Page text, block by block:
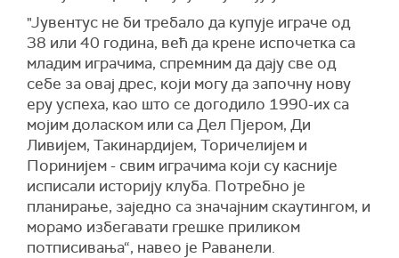
"Јувентус не би требало да купује играче од
38 или 40 година, већ да крене испочетка са
младим играчима, спремним да дају све од
себе за овај дрес, који могу да започну нову
еру успеха, као што се догодило 1990-их са
мојим доласком или са Дел Пјером, Ди
Ливијем, Такинардијем, Торичелијем и
Поринијем - свим играчима који су касније
исписали историју клуба. Потребно је
планирање, заједно са значајним скаутингом, и
морамо избегавати грешке приликом
потписивања“, навео је Раванели.